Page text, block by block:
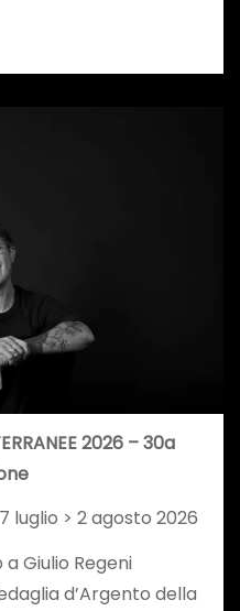
2026 – 30a
luglio > 2 agosto 2026
Giulio Regeni
d’Argento della